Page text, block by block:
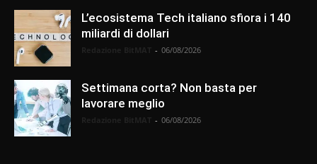
L’ecosistema Tech italiano sfiora i 140
miliardi di dollari
- 06/08/2026
Settimana corta? Non basta per
lavorare meglio
- 06/08/2026